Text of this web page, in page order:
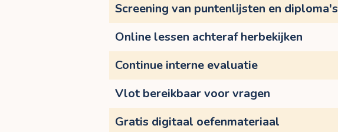
Screening van puntenlijsten en diploma's
Online lessen achteraf herbekijken
Continue interne evaluatie
Vlot bereikbaar voor vragen
Gratis digitaal oefenmateriaal